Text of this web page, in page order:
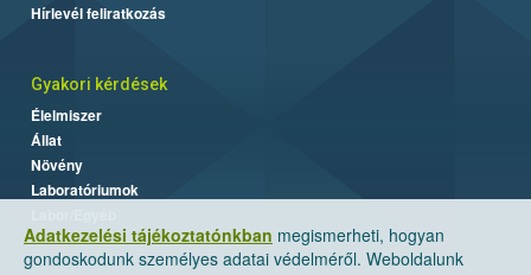
Adatkezelési tájékoztatónkban megismerheti, hogyan
gondoskodunk személyes adatai védelméről. Weboldalunk
Hírlevél feliratkozás
Gyakori kérdések
Élelmiszer
Állat
Növény
Laboratóriumok